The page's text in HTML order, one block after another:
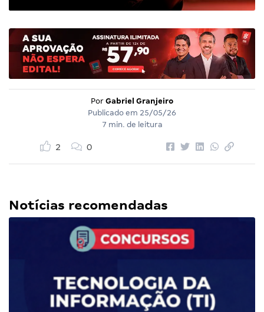
Por Gabriel Granjeiro
Publicado em 25/05/26
7 min. de leitura
2 0
Notícias recomendadas